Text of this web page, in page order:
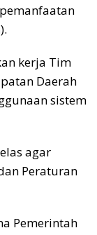
kerja Tim
Daerah
sistem
agar
Peraturan
Pemerintah